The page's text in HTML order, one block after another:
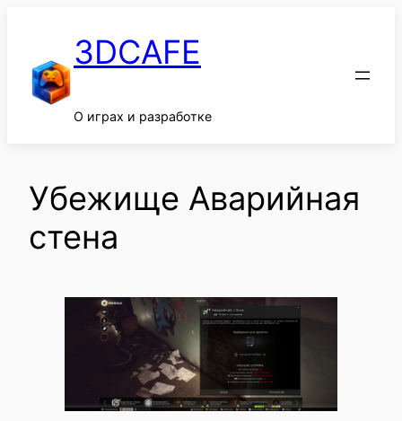
содержимому3DCAFE
О играх и разработке
Убежище Аварийная
стена